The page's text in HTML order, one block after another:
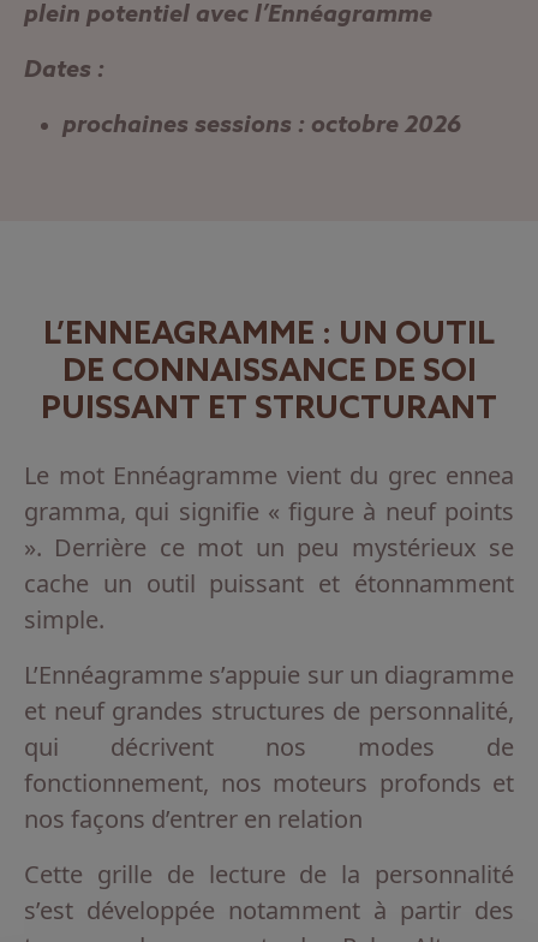
plein potentiel avec l’Ennéagramme
Dates :
prochaines sessions : octobre 2026
L’ENNEAGRAMME : UN OUTIL
DE CONNAISSANCE DE SOI
PUISSANT ET STRUCTURANT
Le mot Ennéagramme vient du grec ennea
gramma, qui signifie « figure à neuf points
». Derrière ce mot un peu mystérieux se
cache un outil puissant et étonnamment
simple.
L’Ennéagramme s’appuie sur un diagramme
et neuf grandes structures de personnalité,
qui décrivent nos modes de
fonctionnement, nos moteurs profonds et
nos façons d’entrer en relation
Cette grille de lecture de la personnalité
s’est développée notamment à partir des